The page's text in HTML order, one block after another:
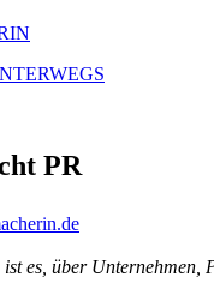
PR
es, über